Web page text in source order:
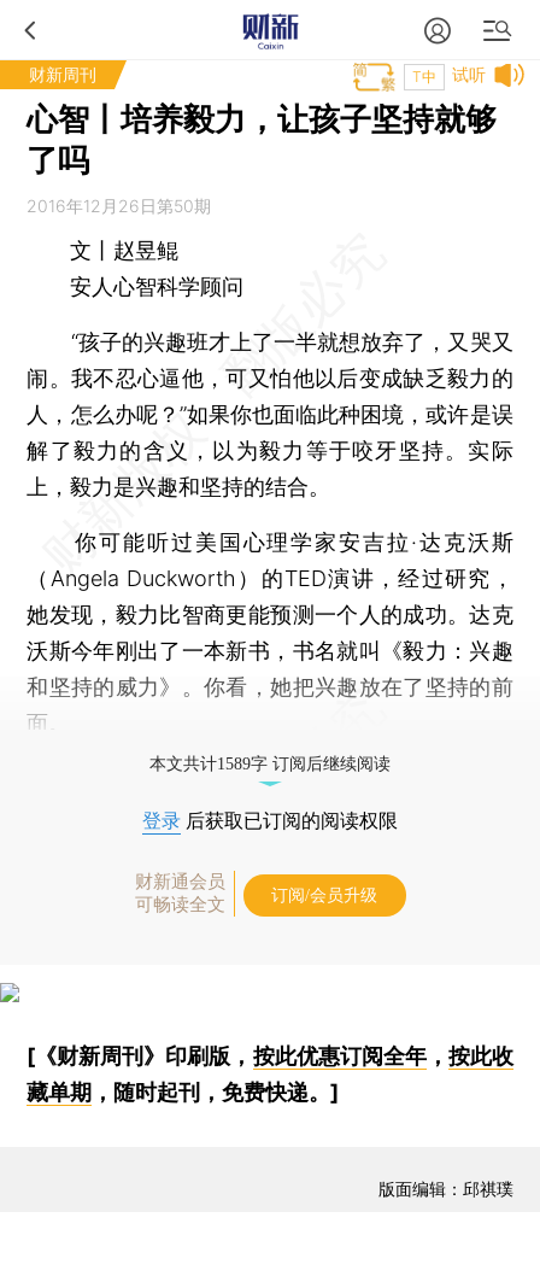
财新周刊 试听
T中
心智丨培养毅力，让孩子坚持就够
了吗
2016年12月26日第50期
文丨赵昱鲲
安人心智科学顾问
“孩子的兴趣班才上了一半就想放弃了，又哭又
闹。我不忍心逼他，可又怕他以后变成缺乏毅力的
人，怎么办呢？”如果你也面临此种困境，或许是误
解了毅力的含义，以为毅力等于咬牙坚持。实际
上，毅力是兴趣和坚持的结合。
你可能听过美国心理学家安吉拉·达克沃斯
（Angela Duckworth）的TED演讲，经过研究，
她发现，毅力比智商更能预测一个人的成功。达克
沃斯今年刚出了一本新书，书名就叫《毅力：兴趣
和坚持的威力》。你看，她把兴趣放在了坚持的前
面。
本文共计1589字 订阅后继续阅读
登录 后获取已订阅的阅读权限
财新通会员
可畅读全文
订阅/会员升级
[《财新周刊》印刷版， 按此优惠订阅全年， 按此收
藏单期 ，随时起刊，免费快递。]
版面编辑：邱祺璞